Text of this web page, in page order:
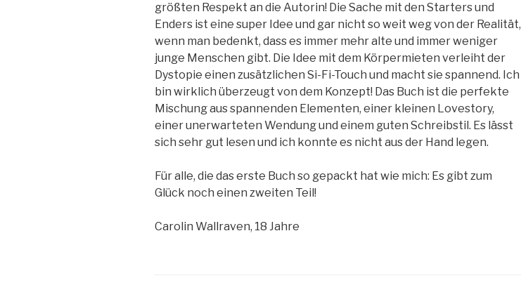
größten Respekt an die Autorin! Die Sache mit den Starters und
Enders ist eine super Idee und gar nicht so weit weg von der Realität,
wenn man bedenkt, dass es immer mehr alte und immer weniger
junge Menschen gibt. Die Idee mit dem Körpermieten verleiht der
Dystopie einen zusätzlichen Si-Fi-Touch und macht sie spannend. Ich
bin wirklich überzeugt von dem Konzept! Das Buch ist die perfekte
Mischung aus spannenden Elementen, einer kleinen Lovestory,
einer unerwarteten Wendung und einem guten Schreibstil. Es lässt
sich sehr gut lesen und ich konnte es nicht aus der Hand legen.
Für alle, die das erste Buch so gepackt hat wie mich: Es gibt zum
Glück noch einen zweiten Teil!
Carolin Wallraven, 18 Jahre